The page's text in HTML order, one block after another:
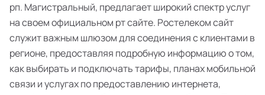
рп. Магистральный, предлагает широкий спектр услуг
на своем официальном рт сайте. Ростелеком сайт
служит важным шлюзом для соединения с клиентами в
регионе, предоставляя подробную информацию о том,
как выбирать и подключать тарифы, планах мобильной
связи и услугах по предоставлению интернета,